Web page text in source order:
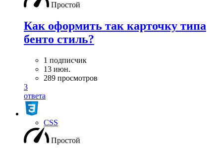
Простой
Как оформить так карточку типа
бенто стиль?
1 подписчик
13 июн.
289 просмотров
3
ответа
CSS
Простой